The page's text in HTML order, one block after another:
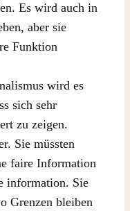
Es wird auch in
aber sie
Funktion
wird es
sich sehr
zu zeigen.
Sie müssten
faire Information
information. Sie
Grenzen bleiben